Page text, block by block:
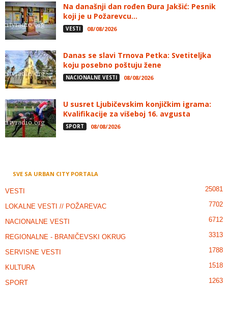
Na današnji dan rođen Đura Jakšić: Pesnik
koji je u Požarevcu...
VESTI 08/08/2026
Danas se slavi Trnova Petka: Svetiteljka
koju posebno poštuju žene
NACIONALNE VESTI 08/08/2026
U susret Ljubičevskim konjičkim igrama:
Kvalifikacije za višeboj 16. avgusta
SPORT 08/08/2026
SVE SA URBAN CITY PORTALA
VESTI 25081
LOKALNE VESTI // POŽAREVAC 7702
NACIONALNE VESTI 6712
REGIONALNE - BRANIČEVSKI OKRUG 3313
SERVISNE VESTI 1788
KULTURA 1518
SPORT 1263